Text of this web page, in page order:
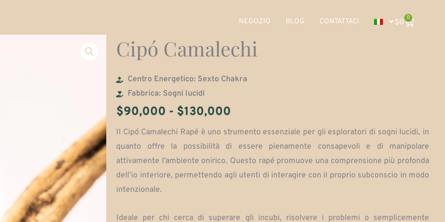
NEGOZIO BLOG CONTATTACI $0 0
Carrito
Cipó Camalechi
Centro Energetico: Sexto Chakra
Fabbrica: Sogni lucidi
$90,000 - $130,000
di
prezzo:
da
Il Cipó Camalechi Rapé è uno strumento essenziale per gli esploratori di sogni lucidi, in
quanto offre la possibilità di essere pienamente consapevoli e di manipolare
attivamente l’ambiente onirico. Questo rapé promuove una comprensione più profonda
dell’io interiore, permettendo agli utenti di interagire con il proprio subconscio in modo
intenzionale.
Ideale per chi cerca di superare gli incubi, risolvere i problemi o semplicemente